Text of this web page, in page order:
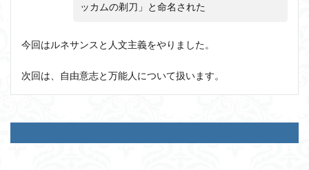
ッカムの剃刀」と命名された
今回はルネサンスと人文主義をやりました。
次回は、自由意志と万能人について扱います。